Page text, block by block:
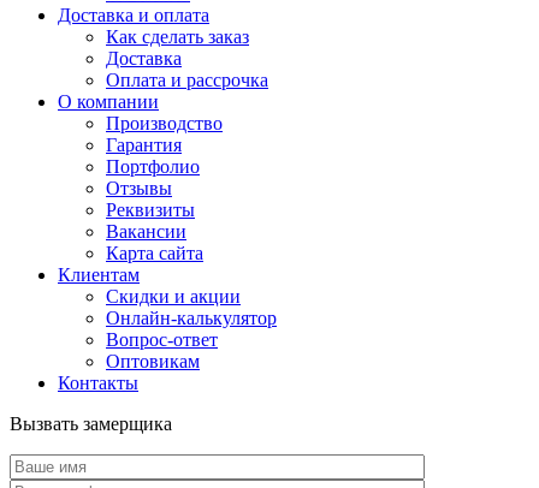
Доставка и оплата
Как сделать заказ
Доставка
Оплата и рассрочка
О компании
Производство
Гарантия
Портфолио
Отзывы
Реквизиты
Вакансии
Карта сайта
Клиентам
Скидки и акции
Онлайн-калькулятор
Вопрос-ответ
Оптовикам
Контакты
Вызвать замерщика